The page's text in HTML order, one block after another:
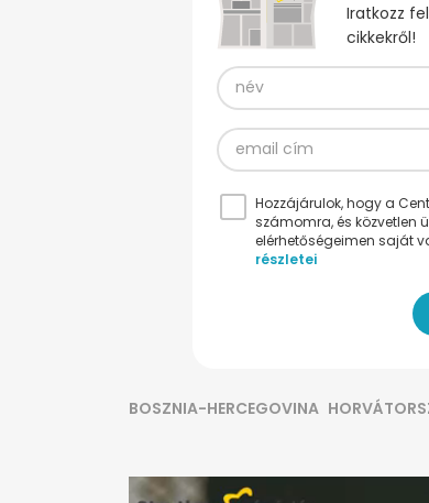
Iratkozz
cikkekről!
Hozzájárulok, hogy a
számomra, és közvetlen
elérhetőségeimen saját
részletei
BOSZNIA-HERCEGOVINA